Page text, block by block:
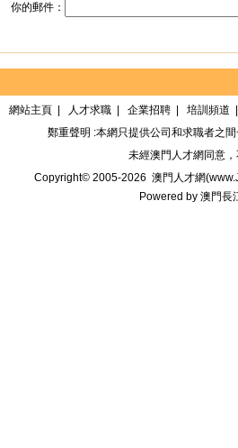
你的郵件：
網站主頁 人才求職 企業招聘 培訓頻道
鄭重聲明 :本網只提供公司和求職者之
未經澳門人才網 同意
Copyright© 2005-2026 澳門人才網
Powered by 澳門長